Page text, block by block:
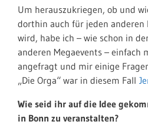
Um herauszukriegen, ob und
dorthin auch für jeden anderen
wird, habe ich – wie schon in
anderen Megaevents – einfach
angefragt und mir einige
„Die Orga“ war in diesem Fall
Wie seid ihr auf die Idee
in Bonn zu veranstalten?